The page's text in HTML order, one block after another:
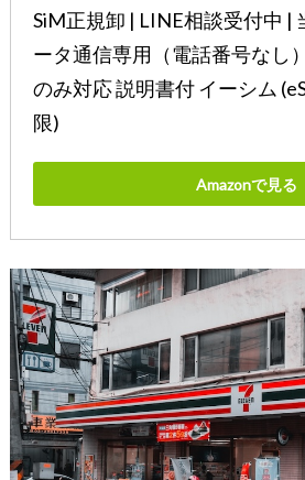
SiM正規卸 | LINE相談受付中 |
ータ通信専用（電話番号なし
のみ対応 説明書付 イーシム
限)
Amazonで見る